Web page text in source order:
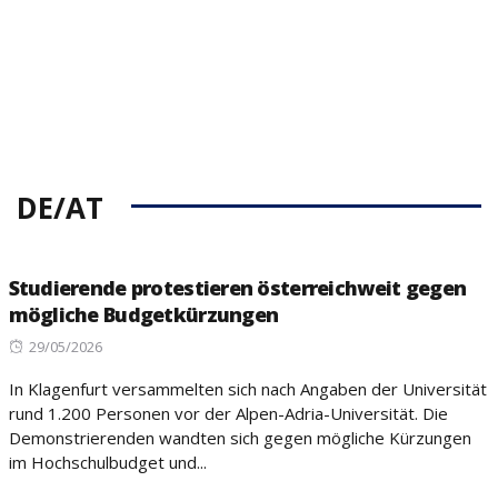
DE/AT
Studierende protestieren österreichweit gegen
mögliche Budgetkürzungen
Posted
29/05/2026
In Klagenfurt versammelten sich nach Angaben der Universität
rund 1.200 Personen vor der Alpen-Adria-Universität. Die
Demonstrierenden wandten sich gegen mögliche Kürzungen
im Hochschulbudget und...